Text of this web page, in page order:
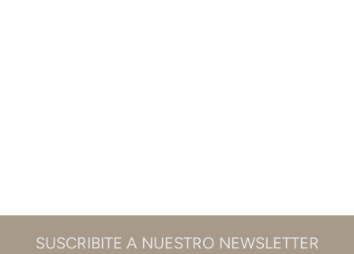
SUSCRIBITE A NUESTRO NEWSLETTER